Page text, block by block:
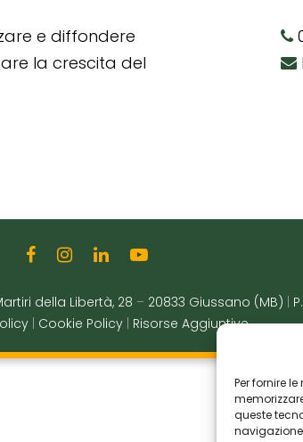
Per fornire
queste
e diffondere
la crescita del
della Libertà, 28 – 20833 Giussano (MB)
Cookie Policy Risorse Aggiuntive